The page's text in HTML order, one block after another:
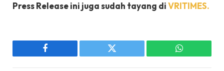
Press Release ini juga sudah tayang diVRITIMES.
Facebook Twitter WhatsApp